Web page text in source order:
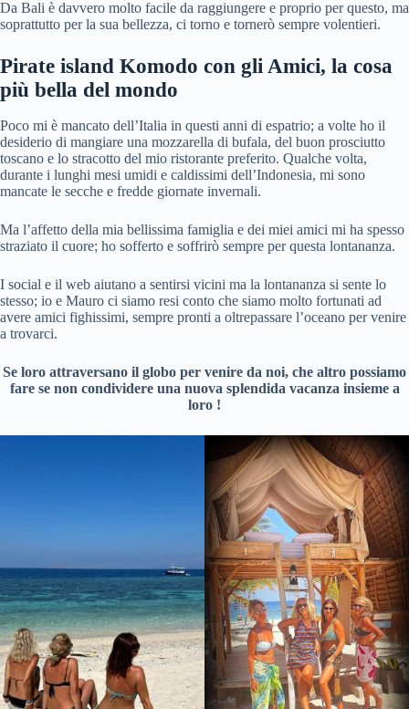
Da Bali è davvero molto facile da raggiungere e proprio per questo, ma
soprattutto per la sua bellezza, ci torno e tornerò sempre volentieri.
Pirate island Komodo con gli Amici, la cosa
più bella del mondo
Poco mi è mancato dell’Italia in questi anni di espatrio; a volte ho il
desiderio di mangiare una mozzarella di bufala, del buon prosciutto
toscano e lo stracotto del mio ristorante preferito. Qualche volta,
durante i lunghi mesi umidi e caldissimi dell’Indonesia, mi sono
mancate le secche e fredde giornate invernali.
Ma l’affetto della mia bellissima famiglia e dei miei amici mi ha spesso
straziato il cuore; ho sofferto e soffrirò sempre per questa lontananza.
I social e il web aiutano a sentirsi vicini ma la lontananza si sente lo
stesso; io e Mauro ci siamo resi conto che siamo molto fortunati ad
avere amici fighissimi, sempre pronti a oltrepassare l’oceano per venire
a trovarci.
Se loro attraversano il globo per venire da noi, che altro possiamo
fare se non condividere una nuova splendida vacanza insieme a
loro !